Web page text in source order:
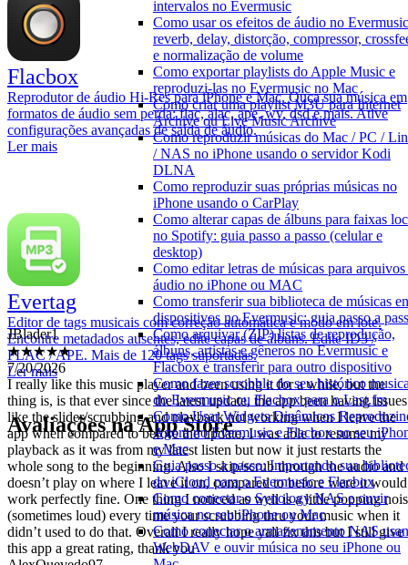
intervalos no Evermusic
Como usar os efeitos de áudio no
reverb, delay, distorção, compressor,
e normalização de volume
Como exportar playlists do Apple Music e
reproduzi-las no Evermusic no Mac
Como criar uma playlist M3U para Internet
Archive ou Live Music Archive
Como reproduzir músicas do Mac / PC /
/ NAS no iPhone usando o servidor Kodi
DLNA
Como reproduzir suas próprias músicas no
iPhone usando o CarPlay
Como alterar capas de álbuns para faixas
no Spotify: guia passo a passo (celular e
desktop)
Como editar letras de músicas para arquivos
áudio no iPhone ou MAC
Como transferir sua biblioteca de músicas
dispositivos no Evermusic: guia passo a
Como arquivar (ZIP) listas de reprodução,
álbuns, artistas e gêneros no Evermusic e
Flacbox e transferir para outro dispositivo
Como fazer scrobble do seu histórico
do Evermusic ou Flacbox para o Last.fm
Como Usar Widgets Dinâmicos
Agora no Evermusic e Flacbox no seu
e Mac
Guia passo a passo: Importando sua
do iCloud para o Evermusic e Flacbox
Como conectar o Synology NAS e ouvir
música no seu iPhone ou Mac
Como conectar o armazenamento NAS
WebDAV e ouvir música no seu iPhone ou
Flacbox
Reprodutor de áudio Hi-Res para iPhone e Mac. Ouça sua música em
formatos de áudio sem perda: flac, alac, ape, wv, dsd e mais. Ative
configurações avançadas de saída de áudio.
Ler mais
Evertag
Editor de tags musicais com correção automática e modo em lote.
Encontre metadados ausentes, edite capas de álbuns. Edite ID3 /
FLAC / APE. Mais de 120 tags suportadas.
Ler mais
Avaliações na App Store
JBlader1
★★★★★
7/20/2026
I really like this music player and been using it for a while, but the
thing is, is that ever since the latest update, the app been having issues
like the slider/scrubbing and playback not working when I leave the
app when compared to before the update, I was able to resume my
playback as it was from my latest listen but now it just restarts the
whole song to the beginning. Also I skip/scrub through the audio and
doesn’t play on where I leave it on, compared to before were it would
work perfectly fine. One thing I noticed as well is a little popping
(sometimes loud) every time your scrubbing thru your music when it
didn’t used to do that. Overall I really hope yall fix this but I still give
this app a great rating, thank you
AlexQuevedo97